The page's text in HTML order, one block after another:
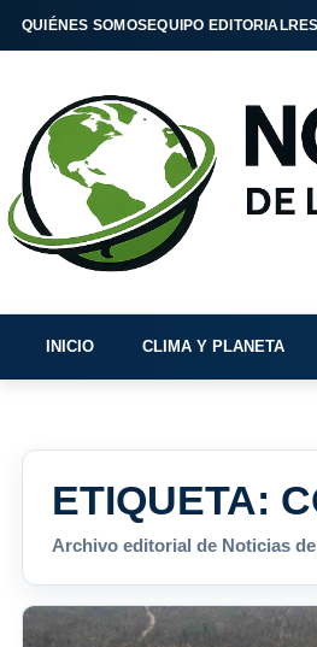
QUIÉNES SOMOSEQUIPO EDITORIAL
INICIO CLIMA Y PLANETA
ETIQUETA:
Archivo editorial de Noticias